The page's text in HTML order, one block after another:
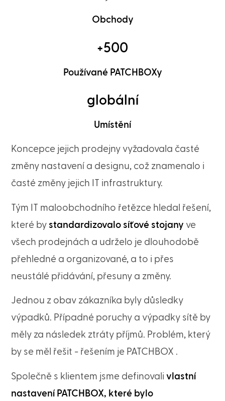
Obchody
+500
Používané PATCHBOXy
globální
Umístění
Koncepce jejich prodejny vyžadovala časté
změny nastavení a designu, což znamenalo i
časté změny jejich IT infrastruktury.
Tým IT maloobchodního řetězce hledal řešení,
které by standardizovalo síťové stojany ve
všech prodejnách a udrželo je dlouhodobě
přehledné a organizované, a to i přes
neustálé přidávání, přesuny a změny.
Jednou z obav zákazníka byly důsledky
výpadků. Případné poruchy a výpadky sítě by
měly za následek ztráty příjmů. Problém, který
by se měl řešit - řešením je PATCHBOX .
Společně s klientem jsme definovalivlastní
nastavení PATCHBOX, které bylo